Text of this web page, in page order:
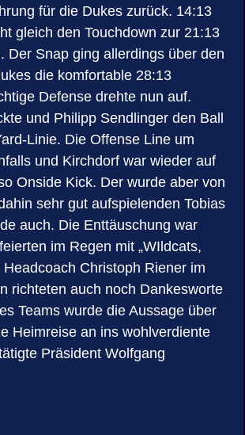
für die Dukes zurück. 14:13
gleich den Touchdown zur 21:13
Der Snap ging allerdings über den
die komfortable 28:13
Defense drehte nun auf.
und Philipp Sendlinger den Ball
Linie. Die Offense Line um
und Kirchdorf war wieder auf
Onside Kick. Der wurde aber von
sehr gut aufspielenden Tobias
auch. Die Enttäuschung war
im Regen mit „WIldcats,
Christoph Riener im
richteten auch noch Dankesworte
Teams wurde die Aussage über
Heimreise an ins wohlverdiente
Präsident Wolfgang